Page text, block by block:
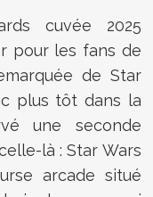
cuvée 2025
pour les fans de
de Star
plus tôt dans la
une seconde
là : Star Wars
arcade situé